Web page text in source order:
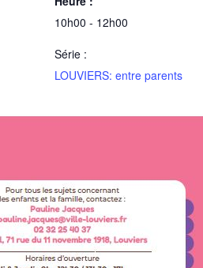
10h00 - 12h00
Série :
LOUVIERS: entre parents